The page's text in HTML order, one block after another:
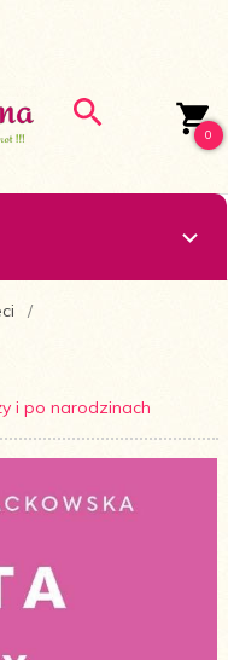
0
i po narodzinach